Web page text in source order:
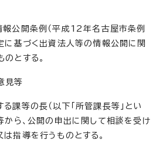
報公開条例（平成12年名古屋市条例
基づく出資法人等の情報公開に関
とする。
見等
等の長（以下「所管課長等」とい
から、公開の申出に関して相談を受け
指導を行うものとする。